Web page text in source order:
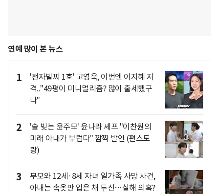
연예 많이 본 뉴스
1
'전자발찌 1호' 고영욱, 이번엔 이지혜 저
격.."49평이 미니멀리즘? 많이 출세했구
나"
2
'술 빚는 윤주모' 윤나라 셰프 "이찬원의
미래 아내가 부럽다" 깜짝 발언 (편스토
랑)
3
부모와 12세·8세 자녀 일가족 사망 사건,
아내는 속옷만 입은 채 투신…살해 의혹?